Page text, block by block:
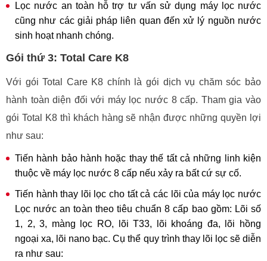
Lọc nước an toàn hỗ trợ tư vấn sử dụng máy lọc nước
cũng như các giải pháp liên quan đến xử lý nguồn nước
sinh hoạt nhanh chóng.
Gói thứ 3: Total Care K8
Với gói Total Care K8 chính là gói dịch vụ chăm sóc bảo
hành toàn diện đối với máy lọc nước 8 cấp. Tham gia vào
gói Total K8 thì khách hàng sẽ nhận được những quyền lợi
như sau:
Tiến hành bảo hành hoặc thay thế tất cả những linh kiện
thuộc về máy lọc nước 8 cấp nếu xảy ra bất cứ sự cố.
Tiến hành thay lõi lọc cho tất cả các lõi của máy lọc nước
Lọc nước an toàn theo tiêu chuẩn 8 cấp bao gồm: Lõi số
1, 2, 3, màng lọc RO, lõi T33, lõi khoáng đa, lõi hồng
ngoại xa, lõi nano bạc. Cụ thể quy trình thay lõi lọc sẽ diễn
ra như sau: